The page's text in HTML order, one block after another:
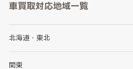
車買取対応地域一覧
北海道・東北
北海道
関東